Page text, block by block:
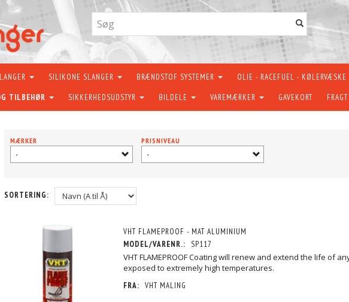
SILIKONE SLANGER BRÆNDSTOF SYSTEMER OLIE - RACEFUEL - KØLERVÆSKE
TILBEHØR SIKKERHEDSUDSTYR BILDELE VAREMÆRKER GAVEKORT
MÆRKER
-
PRISNIVEAU
-
SORTERING:
VHT FLAMEPROOF - MAT ALUMINIUM
MODEL/VARENR.:
SP117
VHT FLAMEPROOF Coating will renew and extend the life of
exposed to extremely high temperatures.
FRA: VHT MALING